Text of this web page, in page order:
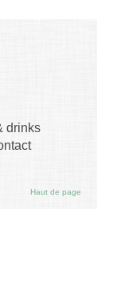
drinks
Haut de page